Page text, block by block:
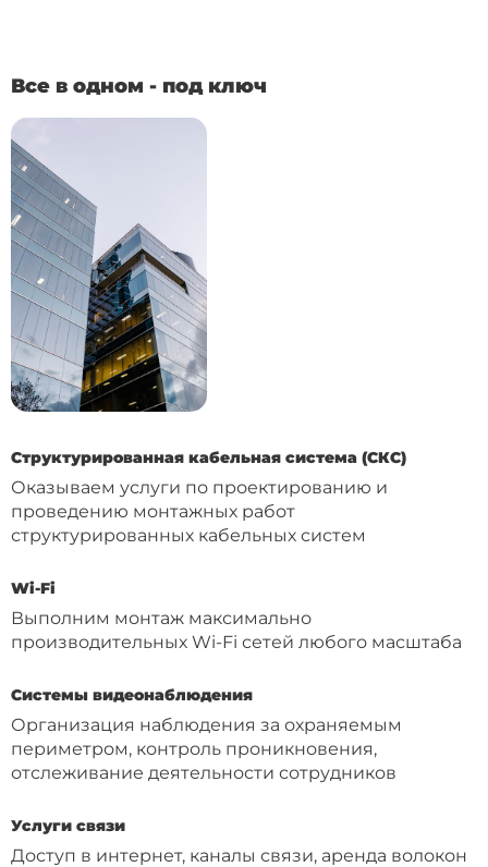
Все в одном - под ключ
Структурированная кабельная система (СКС)
Оказываем услуги по проектированию и
проведению монтажных работ
структурированных кабельных систем
Wi-Fi
Выполним монтаж максимально
производительных Wi-Fi сетей любого масштаба
Системы видеонаблюдения
Организация наблюдения за охраняемым
периметром, контроль проникновения,
отслеживание деятельности сотрудников
Услуги связи
Доступ в интернет, каналы связи, аренда волокон